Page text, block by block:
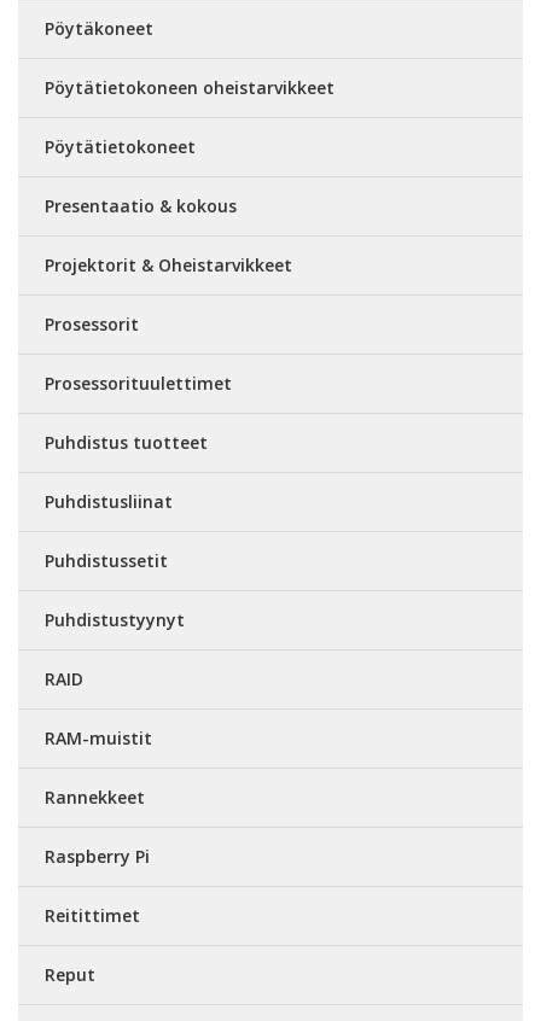
Pöytäkoneet
Pöytätietokoneen oheistarvikkeet
Pöytätietokoneet
Presentaatio & kokous
Projektorit & Oheistarvikkeet
Prosessorit
Prosessorituulettimet
Puhdistus tuotteet
Puhdistusliinat
Puhdistussetit
Puhdistustyynyt
RAID
RAM-muistit
Rannekkeet
Raspberry Pi
Reitittimet
Reput